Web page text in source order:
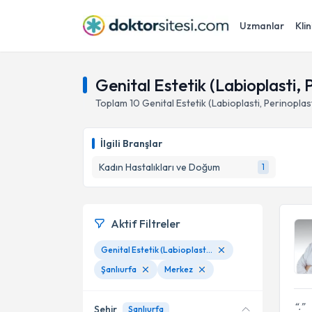
Uzmanlar
Genital Estetik (Labioplasti,
Toplam 10 Genital Estetik (Labioplasti,
İlgili Branşlar
Kadın Hastalıkları ve Doğum
1
.
Aktif Filtreler
Genital Estetik (Labioplasti, Perinoplasti, Vajinoplasti)
Şanlıurfa
Merkez
Şehir Şanlıurfa